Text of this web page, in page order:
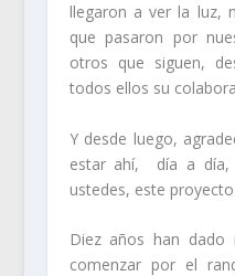
llegaron a ver la luz,
que pasaron por
otros que siguen,
todos ellos su
Y desde luego,
estar ahí, día a día,
ustedes, este
Diez años han
comenzar por el